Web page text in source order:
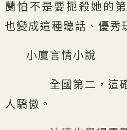
蘭怕不是要扼殺她的
也變成這種聽話、優秀
小廈言情小說
全國第二，這確
人驕傲。